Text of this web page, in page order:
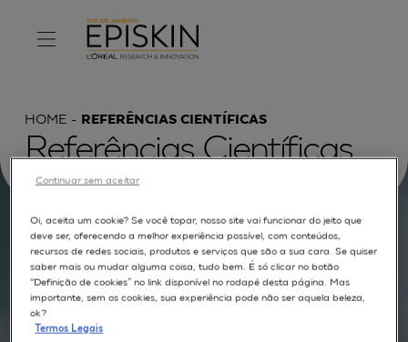
HOME REFERÊNCIAS CIENTÍFICAS
Referências Científicas
Procurar por :
TEXTO COMPLETO MODELOS APLICAÇÕES
AUTORES
Oi, aceita um cookie? Se você topar, nosso site vai funcionar do jeito que
deve ser, oferecendo a melhor experiência possível, com conteúdos,
recursos de redes sociais, produtos e serviços que são a sua cara. Se quiser
saber mais ou mudar alguma coisa, tudo bem. É só clicar no botão
“Definição de cookies” no link disponível no rodapé desta página. Mas
importante, sem os cookies, sua experiência pode não ser aquela beleza,
ok?
Termos Legais
Continuar sem aceitar